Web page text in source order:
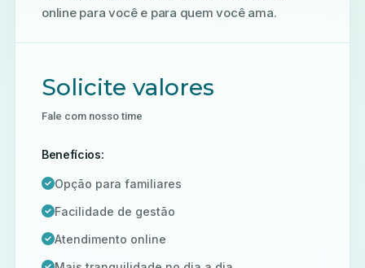
online para você e para quem você ama.
Solicite valores
Fale com nosso time
Benefícios:
Opção para familiares
Facilidade de gestão
Atendimento online